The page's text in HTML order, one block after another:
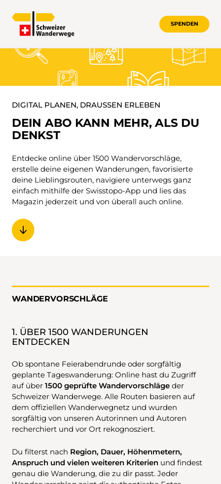
SPENDEN
DIGITAL PLANEN, DRAUSSEN
DIGITAL PLANEN, DRAUSSEN ERLEBEN
DEIN ABO KANN MEHR, ALS DU
DENKST
Entdecke online über 1500 Wandervorschläge,
erstelle deine eigenen Wanderungen, favorisierte
deine Lieblingsrouten, navigiere unterwegs ganz
einfach mithilfe der Swisstopo-App und lies das
Magazin jederzeit und von überall auch online.
WANDERVORSCHLÄGE
1. ÜBER 1500 WANDERUNGEN
ENTDECKEN
Ob spontane Feierabendrunde oder sorgfältig
geplante Tageswanderung: Online hast du Zugriff
auf über 1500 geprüfte Wandervorschläge der
Schweizer Wanderwege. Alle Routen basieren auf
dem offiziellen Wanderwegnetz und wurden
sorgfältig von unseren Autorinnen und Autoren
recherchiert und vor Ort rekognosziert.
Du filterst nach Region, Dauer, Höhenmetern,
Anspruch und vielen weiteren Kriterien und findest
genau die Wanderung, die zu dir passt. Jeder